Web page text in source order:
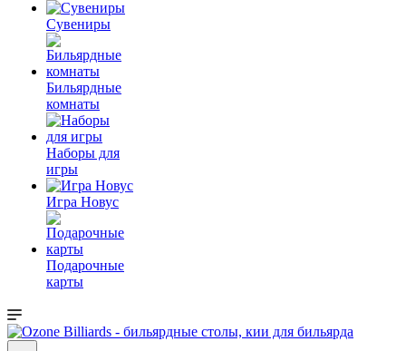
Сувениры
Бильярдные
комнаты
Наборы для
игры
Игра Новус
Подарочные
карты